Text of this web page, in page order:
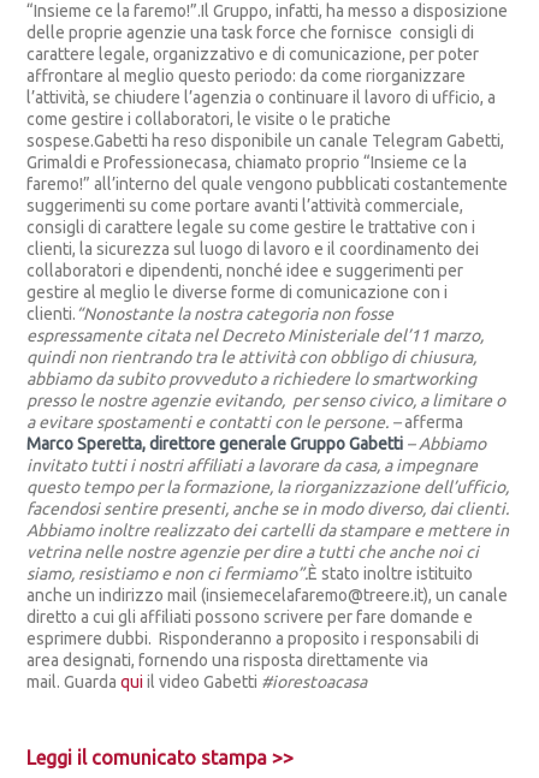
“Insieme ce la faremo!”.Il Gruppo, infatti, ha messo a disposizione
delle proprie agenzie una task force che fornisce consigli di
carattere legale, organizzativo e di comunicazione, per poter
affrontare al meglio questo periodo: da come riorganizzare
l’attività, se chiudere l’agenzia o continuare il lavoro di ufficio, a
come gestire i collaboratori, le visite o le pratiche
sospese.Gabetti ha reso disponibile un canale Telegram Gabetti,
Grimaldi e Professionecasa, chiamato proprio “Insieme ce la
faremo!” all’interno del quale vengono pubblicati costantemente
suggerimenti su come portare avanti l’attività commerciale,
consigli di carattere legale su come gestire le trattative con i
clienti, la sicurezza sul luogo di lavoro e il coordinamento dei
collaboratori e dipendenti, nonché idee e suggerimenti per
gestire al meglio le diverse forme di comunicazione con i
clienti. “Nonostante la nostra categoria non fosse
espressamente citata nel Decreto Ministeriale del’11 marzo,
quindi non rientrando tra le attività con obbligo di chiusura,
abbiamo da subito provveduto a richiedere lo smartworking
presso le nostre agenzie evitando, per senso civico, a limitare o
a evitare spostamenti e contatti con le persone. –afferma
Marco Speretta, direttore generale Gruppo Gabetti – Abbiamo
invitato tutti i nostri affiliati a lavorare da casa, a impegnare
questo tempo per la formazione, la riorganizzazione dell’ufficio,
facendosi sentire presenti, anche se in modo diverso, dai clienti.
Abbiamo inoltre realizzato dei cartelli da stampare e mettere in
vetrina nelle nostre agenzie per dire a tutti che anche noi ci
siamo, resistiamo e non ci fermiamo”.È stato inoltre istituito
anche un indirizzo mail (insiemecelafaremo@treere.it), un canale
diretto a cui gli affiliati possono scrivere per fare domande e
esprimere dubbi. Risponderanno a proposito i responsabili di
area designati, fornendo una risposta direttamente via
mail. Guardaqui il video Gabetti #iorestoacasa
Leggi il comunicato stampa >>